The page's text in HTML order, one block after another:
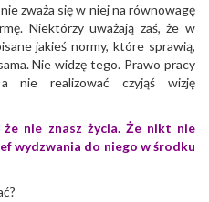
zważa się w niej na równowagę
Niektórzy uważają zaś, że w
jakieś normy, które sprawią,
Nie widzę tego. Prawo pracy
nie realizować czyjąś wizję
że nie znasz życia. Że nikt nie
wydzwania do niego w środku